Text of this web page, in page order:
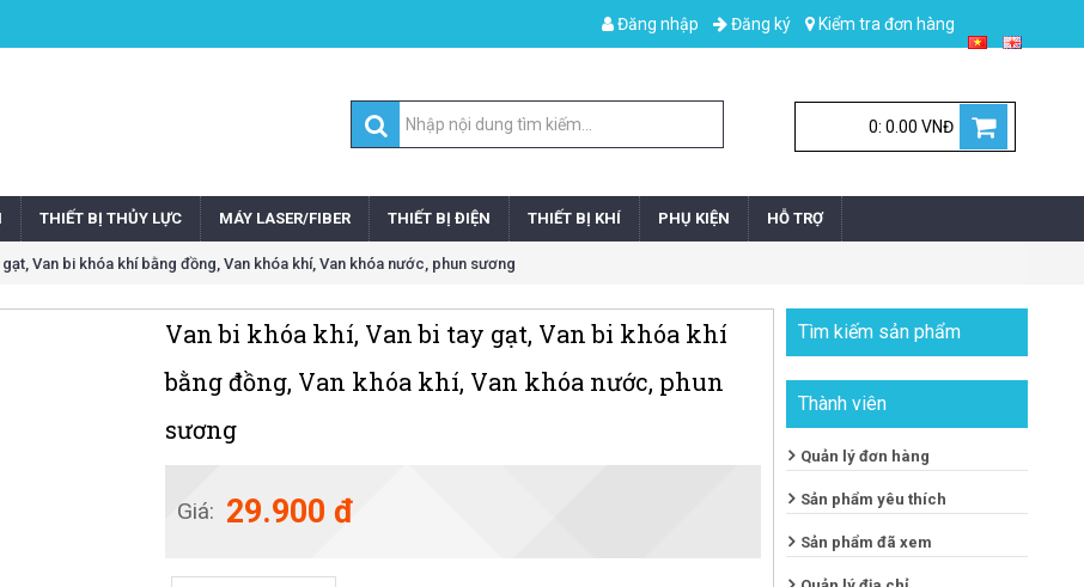
Kiểm tra đơn hàng
Đăng ký
Đăng nhập
0: 0.00 VNĐ
THIẾT BỊ THỦY LỰC MÁY LASER/FIBER THIẾT BỊ ĐIỆN THIẾT BỊ KHÍ PHỤ KIỆN HỖ TRỢ
Van bi khóa khí bằng đồng, Van khóa khí, Van khóa nước, phun sương
Van bi khóa khí, Van bi tay gạt, Van bi khóa khí
bằng đồng, Van khóa khí, Van khóa nước, phun
sương
Giá: 29.900 đ
Tìm kiếm sản phẩm
Thành viên
Quản lý đơn hàng
Sản phẩm yêu thích
Sản phẩm đã xem